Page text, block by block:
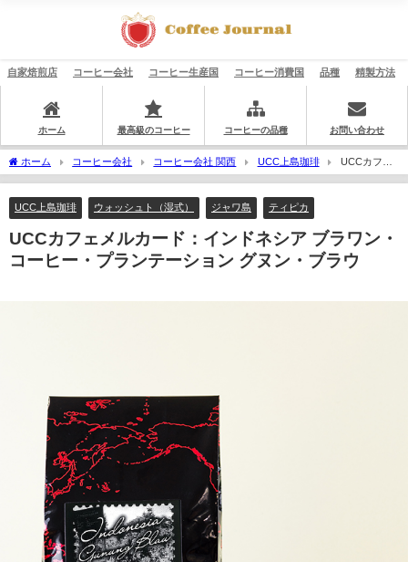
自家焙煎店 コーヒー会社 コーヒー生産国 コーヒー消費国 品種 精製方法
ホーム 最高級のコーヒー コーヒーの品種 お問い合わせ
ホーム コーヒー会社 コーヒー会社 関西 UCC上島珈琲
UCCカフェ
メルカード：インドネシア ブラワン・コーヒー・プランテーション グヌン・ブラウ
UCC上島珈琲 ウォッシュト（湿式） ジャワ島 ティピカ
UCCカフェメルカード：インドネシア ブラワン・
コーヒー・プランテーション グヌン・ブラウ